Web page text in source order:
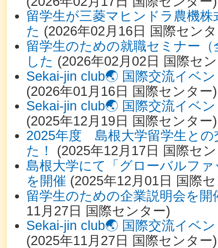
留学生が三菱マヒンドラ農機
た (2026年02月16日 国際セン
留学生のための就職セミナー
した (2026年02月02日 国際セ
Sekai-jin club🌏 国際交流イベ
(2026年01月16日 国際センター)
Sekai-jin club🌏 国際交流イベ
(2025年12月19日 国際センター)
2025年度 島根大学留学生との
た！
(2025年12月17日 国際セ
島根大学にて「グローバルフ
を開催 (2025年12月01日 国際
留学生のための企業説明会を開
11月27日 国際センター)
Sekai-jin club🌏 国際交流イベ
(2025年11月27日 国際センター)